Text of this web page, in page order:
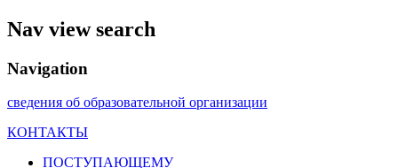
Nav view search
Navigation
сведения об образовательной организации
КОНТАКТЫ
ПОСТУПАЮЩЕМУ